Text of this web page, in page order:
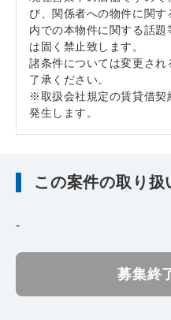
び、関係者への物件に関
内での本物件に関する話
は固く禁止致します。
諸条件については変更さ
了承ください。
※取扱会社規定の賃貸借契
発生します。
この案件の取り扱
-
募集終